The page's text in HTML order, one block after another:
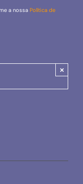
a nossa Política de
×